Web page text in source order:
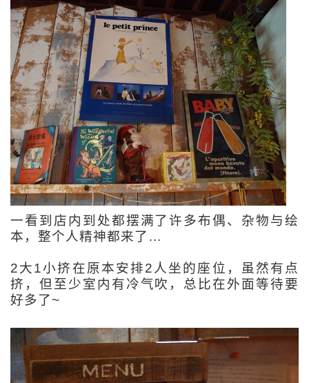
一看到店内到处都摆满了许多布偶、杂物与绘
本，整个人精神都来了…
2大1小挤在原本安排2人坐的座位，虽然有点
挤，但至少室内有冷气吹，总比在外面等待要
好多了~